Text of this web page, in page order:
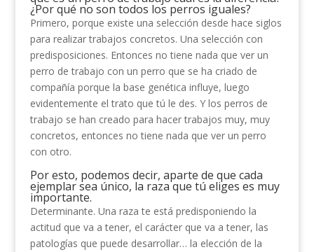
¿Por qué no son todos los perros iguales?
Primero, porque existe una selección desde hace siglos
para realizar trabajos concretos. Una selección con
predisposiciones. Entonces no tiene nada que ver un
perro de trabajo con un perro que se ha criado de
compañía porque la base genética influye, luego
evidentemente el trato que tú le des. Y los perros de
trabajo se han creado para hacer trabajos muy, muy
concretos, entonces no tiene nada que ver un perro
con otro.
Por esto, podemos decir, aparte de que cada
ejemplar sea único, la raza que tú eliges es muy
importante.
Determinante. Una raza te está predisponiendo la
actitud que va a tener, el carácter que va a tener, las
patologías que puede desarrollar… la elección de la